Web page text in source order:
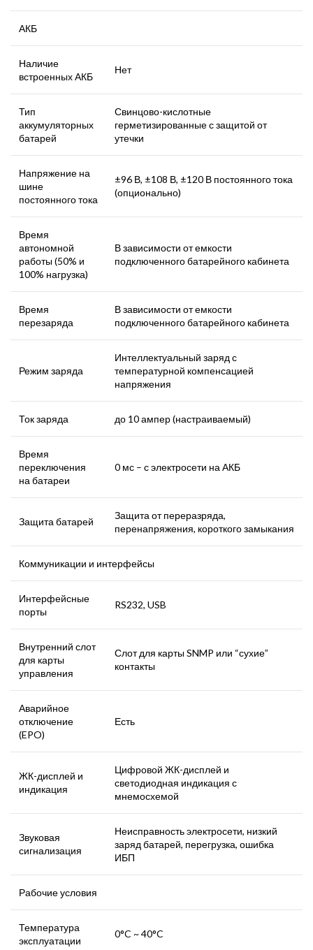
АКБ
Наличие
встроенных АКБ
Нет
Тип
аккумуляторных
батарей
Свинцово-кислотные
герметизированные с защитой от
утечки
Напряжение на
шине
постоянного тока
±96 В, ±108 В, ±120 В постоянного тока
(опционально)
Время
автономной
работы (50% и
100% нагрузка)
В зависимости от емкости
подключенного батарейного кабинета
Время
перезаряда
В зависимости от емкости
подключенного батарейного кабинета
Режим заряда
Интеллектуальный заряд с
температурной компенсацией
напряжения
Ток заряда до 10 ампер (настраиваемый)
Время
переключения
на батареи
0 мс – с электросети на АКБ
Защита батарей
Защита от переразряда,
перенапряжения, короткого замыкания
Коммуникации и интерфейсы
Интерфейсные
порты
RS232, USB
Внутренний слот
для карты
управления
Слот для карты SNMP или “сухие”
контакты
Аварийное
отключение
(EPO)
Есть
ЖК-дисплей и
индикация
Цифровой ЖК-дисплей и
светодиодная индикация с
мнемосхемой
Звуковая
сигнализация
Неисправность электросети, низкий
заряд батарей, перегрузка, ошибка
ИБП
Рабочие условия
Температура
эксплуатации
0°C ~ 40°C